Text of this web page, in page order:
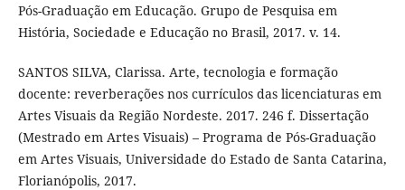
Pós-Graduação em Educação. Grupo de Pesquisa em
História, Sociedade e Educação no Brasil, 2017. v. 14.
SANTOS SILVA, Clarissa. Arte, tecnologia e formação
docente: reverberações nos currículos das licenciaturas em
Artes Visuais da Região Nordeste. 2017. 246 f. Dissertação
(Mestrado em Artes Visuais) – Programa de Pós-Graduação
em Artes Visuais, Universidade do Estado de Santa Catarina,
Florianópolis, 2017.